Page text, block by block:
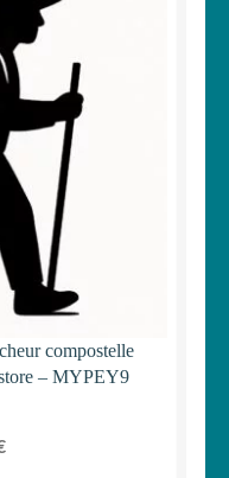
compostelle
– MYPEY9